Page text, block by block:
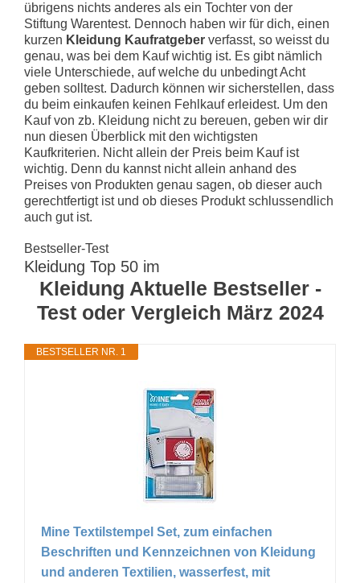
übrigens nichts anderes als ein Tochter von der
Stiftung Warentest. Dennoch haben wir für dich, einen
kurzen Kleidung Kaufratgeber verfasst, so weisst du
genau, was bei dem Kauf wichtig ist. Es gibt nämlich
viele Unterschiede, auf welche du unbedingt Acht
geben solltest. Dadurch können wir sicherstellen, dass
du beim einkaufen keinen Fehlkauf erleidest. Um den
Kauf von zb. Kleidung nicht zu bereuen, geben wir dir
nun diesen Überblick mit den wichtigsten
Kaufkriterien. Nicht allein der Preis beim Kauf ist
wichtig. Denn du kannst nicht allein anhand des
Preises von Produkten genau sagen, ob dieser auch
gerechtfertigt ist und ob dieses Produkt schlussendlich
auch gut ist.
Bestseller-Test
Kleidung Top 50 im
Kleidung Aktuelle Bestseller -
Test oder Vergleich März 2024
BESTSELLER NR. 1
Mine Textilstempel Set, zum einfachen
Beschriften und Kennzeichnen von Kleidung
und anderen Textilien, wasserfest, mit